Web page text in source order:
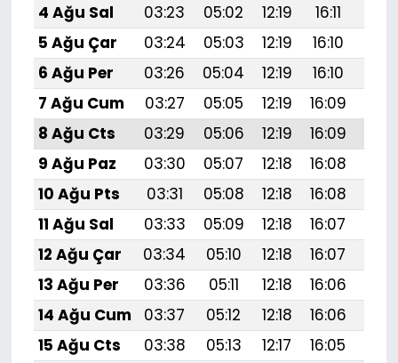
4 Ağu Sal
03:23 05:02 12:19 16:11
5 Ağu Çar
03:24 05:03 12:19 16:10
6 Ağu Per
03:26 05:04 12:19 16:10
7 Ağu Cum
03:27 05:05 12:19 16:09
8 Ağu Cts
03:29 05:06 12:19 16:09
9 Ağu Paz
03:30 05:07 12:18 16:08
10 Ağu Pts
03:31 05:08 12:18 16:08
11 Ağu Sal
03:33 05:09 12:18 16:07
12 Ağu Çar
03:34 05:10 12:18 16:07
13 Ağu Per
03:36 05:11 12:18 16:06
14 Ağu Cum
03:37 05:12 12:18 16:06
15 Ağu Cts
03:38 05:13 12:17 16:05